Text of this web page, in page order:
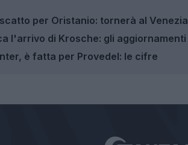
per Oristanio: tornerà al Venezia
l'arrivo di Krosche: gli aggiornamenti
è fatta per Provedel: le cifre